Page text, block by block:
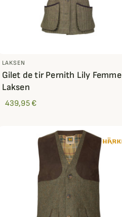
LAKSEN
Gilet de tir Pernith Lily Femme
Laksen
439,95 €